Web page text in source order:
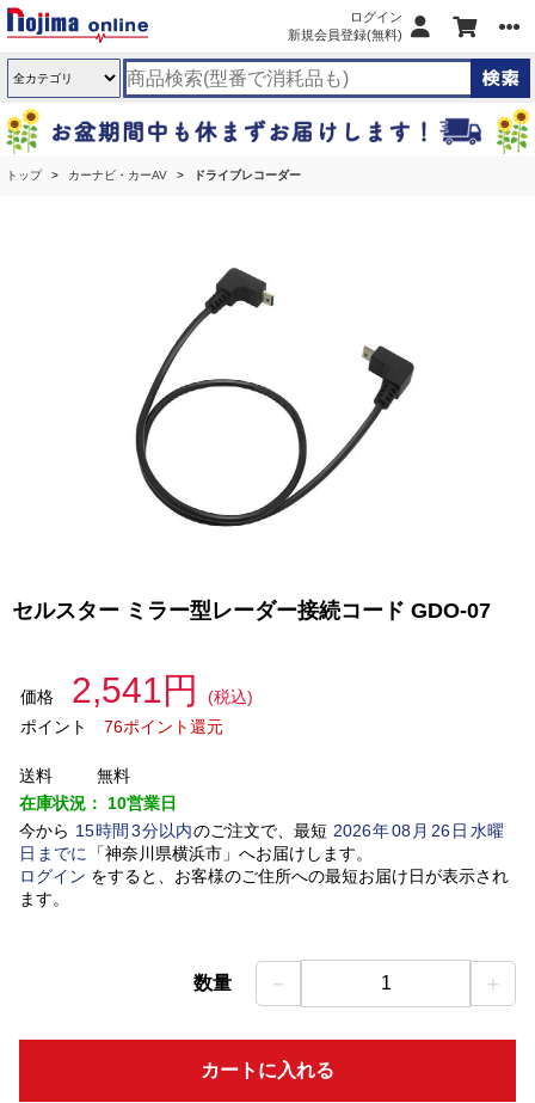
ログイン
新規会員登録(無料)
トップ カーナビ・カーAV ドライブレコーダー
セルスター ミラー型レーダー接続コード GDO-07
価格 2,541円
(税込)
ポイント
76ポイント還元
送料
無料
在庫状況： 10営業日
今から 15時間 3分以内のご注文で、最短 2026年08 月 26日水曜
日 までに 「神奈川県横浜市」 へお届けします。
ログイン をすると、お客様のご住所への最短お届け日が表示され
ます。
数量 － 1 ＋
カートに入れる